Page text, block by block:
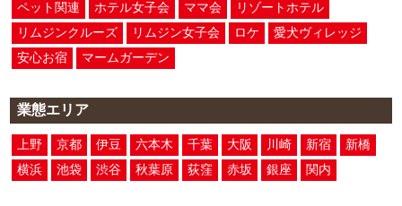
ペット関連
ホテル女子会 ママ会
リゾートホテル
リムジンクルーズ
リムジン女子会 ロケ
愛犬ヴィレッジ
安心お宿
マームガーデン
業態エリア
上野 京都 伊豆 六本木 千葉 大阪 川崎 新宿
新橋
横浜
池袋 渋谷 秋葉原 荻窪 赤坂 銀座 関内